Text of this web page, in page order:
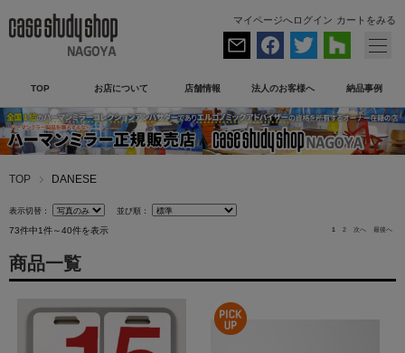
マイページへログイン カートをみる
TOP お店について 店舗情報 法人のお客様へ 納品事例
TOP DANESE
表示切替： 並び順：
73件中1件～40件を表示 1 2 次へ 最後へ
商品一覧